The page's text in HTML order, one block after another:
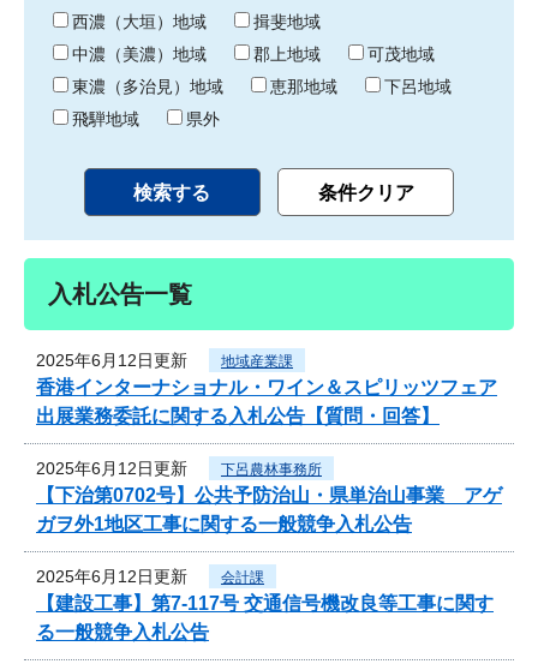
り 西濃（大垣）地域
揖斐地域
中濃（美濃）地域
郡上地域
可茂地域
東濃（多治見）地域
恵那地域
下呂地域
飛騨地域
県外
入札公告一覧
2025年6月12日更新 地域産業課
香港インターナショナル・ワイン＆スピリッツフェア
出展業務委託に関する入札公告【質問・回答】
2025年6月12日更新 下呂農林事務所
【下治第0702号】公共予防治山・県単治山事業 アゲ
ガヲ外1地区工事に関する一般競争入札公告
2025年6月12日更新 会計課
【建設工事】第7-117号 交通信号機改良等工事に関す
る一般競争入札公告